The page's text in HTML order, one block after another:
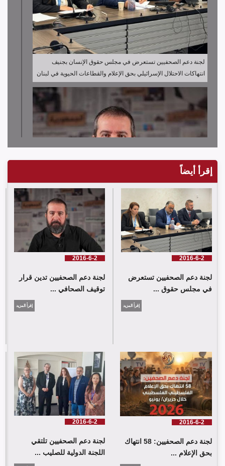
لجنة دعم الصحفيين تستعرض في مجلس حقوق الإنسان بجنيف
انتهاكات الاحتلال الإسرائيلي بحق الإعلام والقطاعات الحيوية في لبنان
لجنة دعم الصحفيين تدين قرار توقيف الصحافي حسن عليق
لجنة دعم الصحفيين: 58 انتهاك بحق الإعلام الفلسطيني خلال حزيران/
يونيو 2026
إقرأ أيضاً
2016-6-2
لجنة دعم الصحفيين تستعرض
في مجلس حقوق ...
إقرأ المزيد
2016-6-2
لجنة دعم الصحفيين تدين قرار
توقيف الصحافي ...
إقرأ المزيد
2016-6-2
لجنة دعم الصحفيين: 58 انتهاك
بحق الإعلام ...
2016-6-2
لجنة دعم الصحفيين تلتقي
اللجنة الدولية للصليب ...